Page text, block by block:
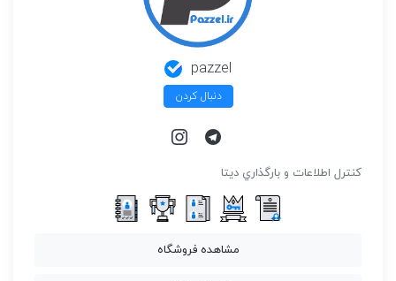
pazzel
دنبال کردن
كنترل اطلاعات و بارگذاري ديتا
مشاهده فروشگاه